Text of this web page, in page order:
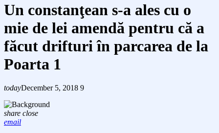
Un constanţean s-a ales cu o
mie de lei amendă pentru că a
făcut drifturi în parcarea de la
Poarta 1
todayDecember 5, 2018 9
share close
email